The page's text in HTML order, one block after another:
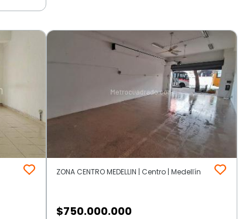
ZONA CENTRO MEDELLIN | Centro | Medellín
$750.000.000